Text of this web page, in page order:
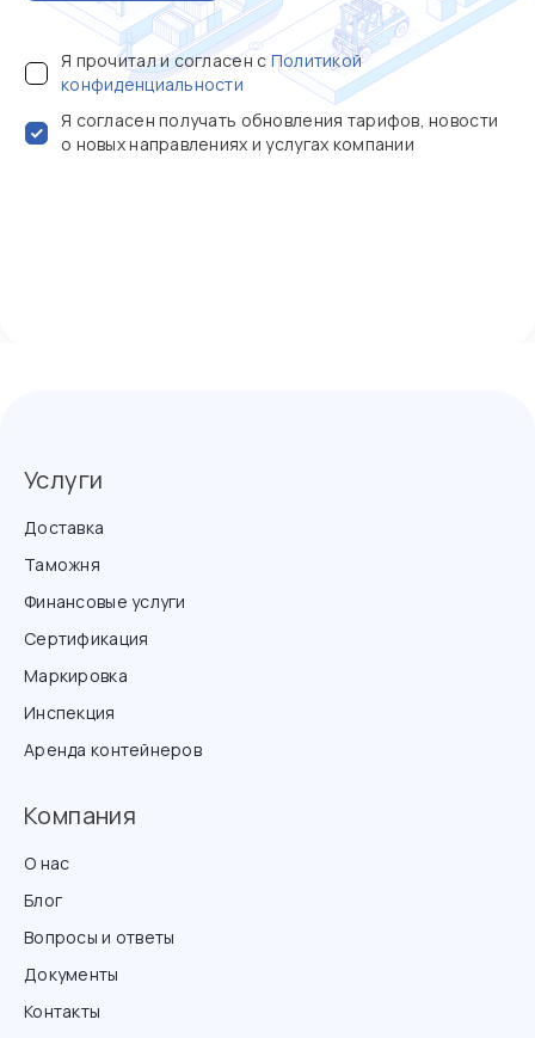
Я прочитал и согласен с Политикой
конфиденциальности
Я согласен получать обновления тарифов, новости
о новых направлениях и услугах компании
Услуги
Доставка
Таможня
Финансовые услуги
Сертификация
Маркировка
Инспекция
Аренда контейнеров
Компания
О нас
Блог
Вопросы и ответы
Документы
Контакты